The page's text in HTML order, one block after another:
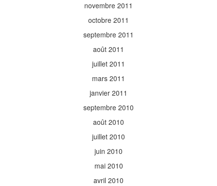
novembre 2011
octobre 2011
septembre 2011
août 2011
juillet 2011
mars 2011
janvier 2011
septembre 2010
août 2010
juillet 2010
juin 2010
mai 2010
avril 2010